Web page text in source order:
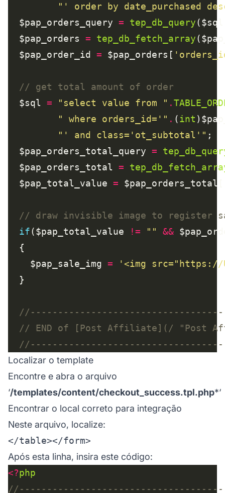
"' order by date_purchased
  $pap_orders_query
=
tep_db_query
  $pap_orders
=
tep_db_fetch_array
  $pap_order_id
= $pap_orders[
  $sql
= "select value from " .
" where orders_id='" . (int
"' and class='ot_subtotal'"
  $pap_orders_total_query
=
  $pap_orders_total
=
  $pap_total_value
= $pap_orders_total[
if($pap_total_value != "" &&
    $pap_sale_img
=
'<img src="https://
Localizar o template
Encontre e abra o arquivo
‘/templates/content/checkout_success.tpl.php*‘
Encontrar o local correto para integração
Neste arquivo, localize:
Após esta linha, insira este código:
<?php